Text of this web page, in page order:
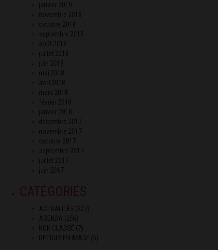
janvier 2019
novembre 2018
octobre 2018
septembre 2018
août 2018
juillet 2018
juin 2018
mai 2018
avril 2018
mars 2018
février 2018
janvier 2018
décembre 2017
novembre 2017
octobre 2017
septembre 2017
juillet 2017
juin 2017
CATÉGORIES
ACTUALITÉS
(227)
AGENDA (256)
NON CLASSÉ (7)
RETOUR EN IMAGE (5)